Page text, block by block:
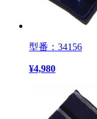
型番：34156
¥4,980